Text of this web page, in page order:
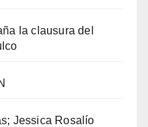
la clausura del
Jessica Rosalío